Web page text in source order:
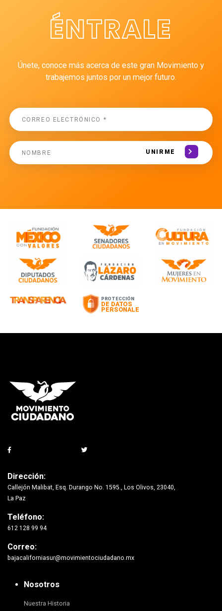
ÉNTRALE
Únete, conoce más acerca de este gran Movimiento y
trabajemos juntos por un mejor futuro.
UNIRME
Dirección:
Callejón Malibat, Esq. Durango No. 1595., Los Olivos, 23040,
La Paz
Teléfono:
612 128 99 94
Correo:
bajacaliforniasur@movimientociudadano.mx
Nosotros
Nuestra Historia